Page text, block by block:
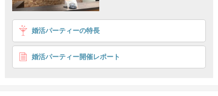
婚活パーティーの特長
婚活パーティー開催レポート